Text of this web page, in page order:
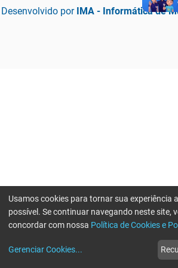
Desenvolvido por IMA - Informática de
Usamos cookies para tornar sua experiência
possível. Se continuar navegando neste site,
concordar com nossa Política de Cookies e
Gerenciar Cookies...
Erro ao enviar informações, por favor tente